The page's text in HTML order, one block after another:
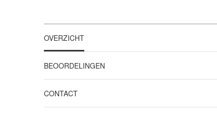
OVERZICHT
BEOORDELINGEN
CONTACT